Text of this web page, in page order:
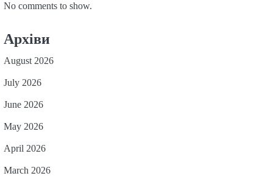
No comments to show.
Архіви
August 2026
July 2026
June 2026
May 2026
April 2026
March 2026